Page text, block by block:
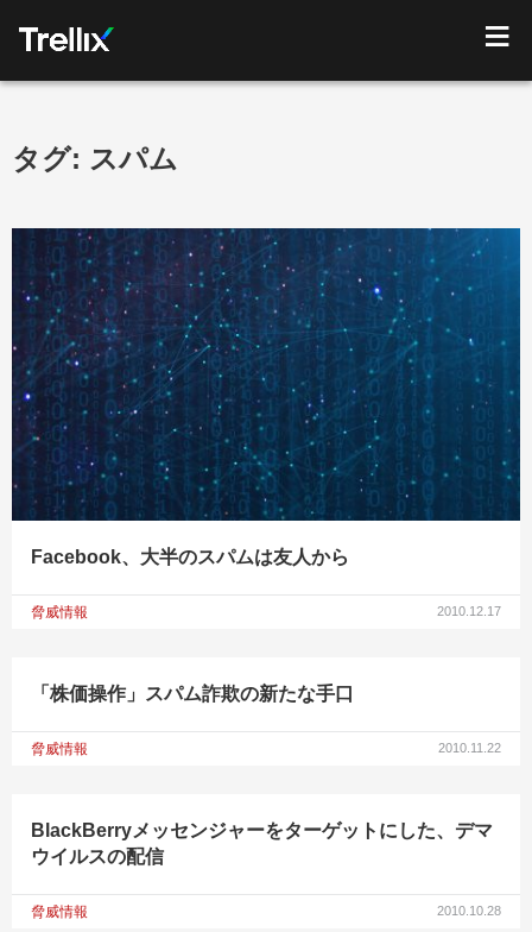
タグ: スパム
Facebook、大半のスパムは友人から
脅威情報 2010.12.17
「株価操作」スパム詐欺の新たな手口
脅威情報 2010.11.22
BlackBerryメッセンジャーをターゲットにした、デマ
ウイルスの配信
脅威情報 2010.10.28